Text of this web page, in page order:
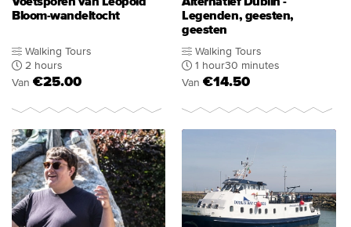
Bloom-wandeltocht
Walking Tours
2 hours
Van €25.00
Legenden, geesten,
geesten
Walking Tours
1 hour30 minutes
Van €14.50